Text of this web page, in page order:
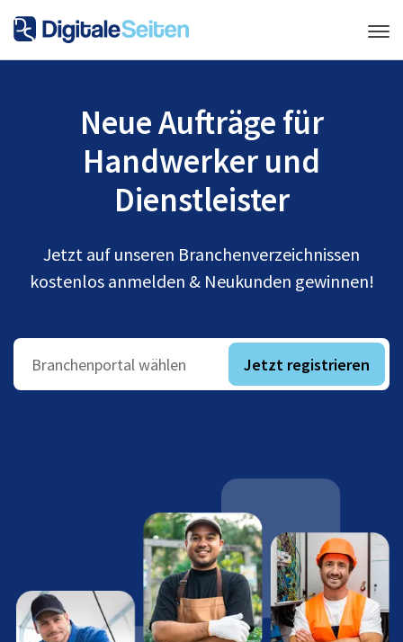
Neue Aufträge für
Handwerker und
Dienstleister
Jetzt auf unseren Branchenverzeichnissen
kostenlos anmelden & Neukunden gewinnen!
Branchenportal wählen Jetzt registrieren